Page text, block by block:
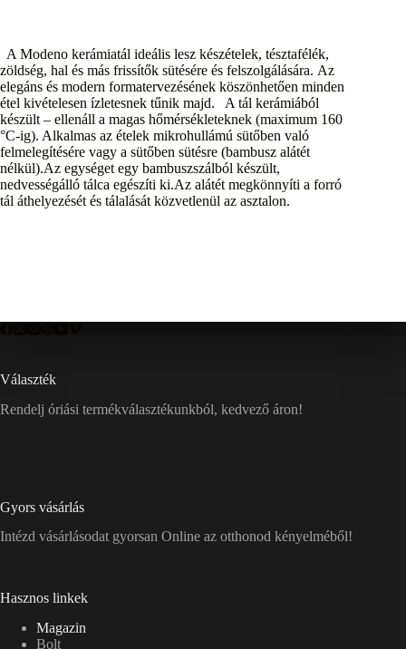
A Modeno kerámiatál ideális lesz készételek, tésztafélék,
zöldség, hal és más frissítők sütésére és felszolgálására. Az
elegáns és modern formatervezésének köszönhetően minden
étel kivételesen ízletesnek tűnik majd. A tál kerámiából
készült – ellenáll a magas hőmérsékleteknek (maximum 160
°C-ig). Alkalmas az ételek mikrohullámú sütőben való
felmelegítésére vagy a sütőben sütésre (bambusz alátét
nélkül).Az egységet egy bambuszszálból készült,
nedvességálló tálca egészíti ki.Az alátét megkönnyíti a forró
tál áthelyezését és tálalását közvetlenül az asztalon.
Választék
Rendelj óriási termékválasztékunkból, kedvező áron!
Gyors vásárlás
Intézd vásárlásodat gyorsan Online az otthonod kényelméből!
Hasznos linkek
Magazin
Bolt